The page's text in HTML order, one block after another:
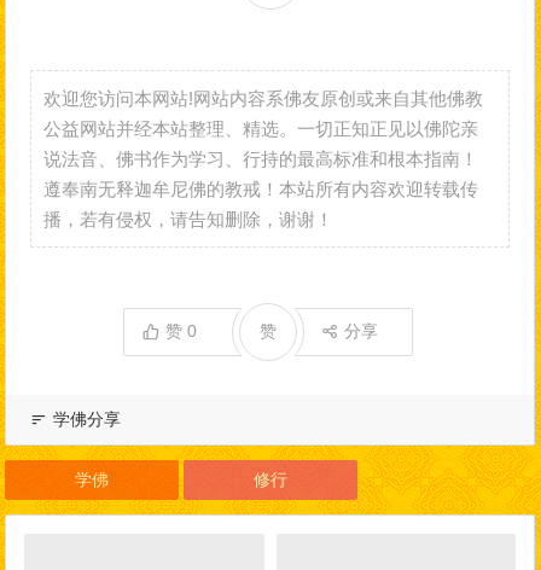
欢迎您访问本网站!网站内容系佛友原创或来自其他佛教
公益网站并经本站整理、精选。一切正知正见以佛陀亲
说法音、佛书作为学习、行持的最高标准和根本指南！
遵奉南无释迦牟尼佛的教戒！本站所有内容欢迎转载传
播，若有侵权，请告知删除，谢谢！
赞0 分享
赞
学佛分享
学佛 修行